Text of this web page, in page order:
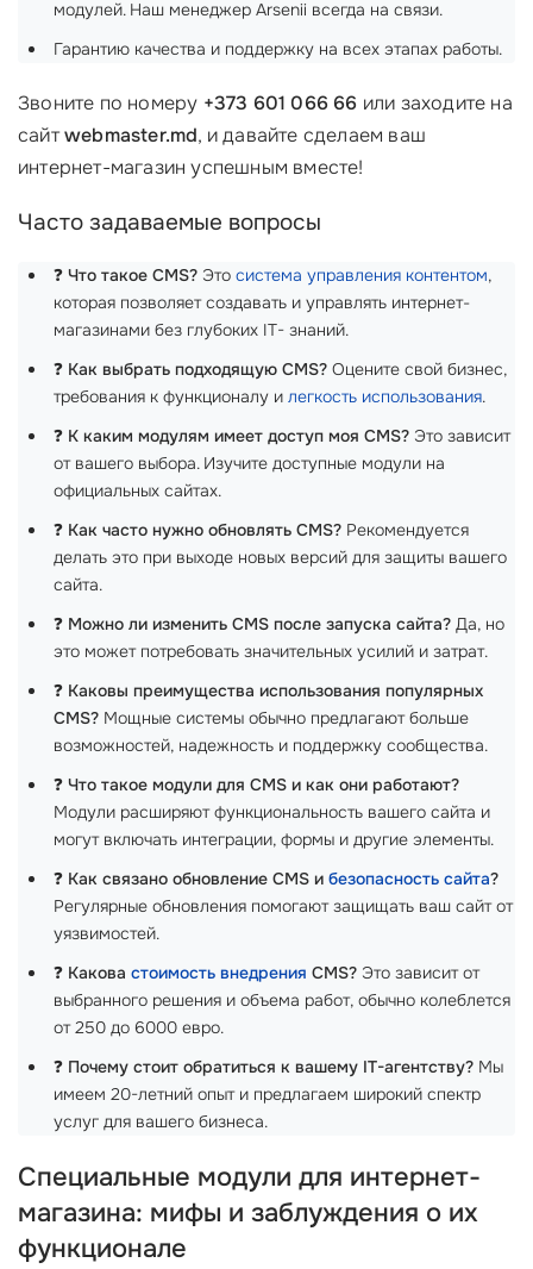
модулей. Наш менеджер Arsenii всегда на связи.
Гарантию качества и поддержку на всех этапах работы.
Звоните по номеру +373 601 066 66 или заходите на
сайтwebmaster.md, и давайте сделаем ваш
интернет-магазин успешным вместе!
Часто задаваемые вопросы
❓ Что такое CMS? Это система управления контентом,
которая позволяет создавать и управлять интернет-
магазинами без глубоких IT- знаний.
❓ Как выбрать подходящую CMS? Оцените свой бизнес,
требования к функционалу и легкость использования.
❓ К каким модулям имеет доступ моя CMS? Это зависит
от вашего выбора. Изучите доступные модули на
официальных сайтах.
❓ Как часто нужно обновлять CMS? Рекомендуется
делать это при выходе новых версий для защиты вашего
сайта.
❓ Можно ли изменить CMS после запуска сайта? Да, но
это может потребовать значительных усилий и затрат.
❓ Каковы преимущества использования популярных
CMS? Мощные системы обычно предлагают больше
возможностей, надежность и поддержку сообщества.
❓ Что такое модули для CMS и как они работают?
Модули расширяют функциональность вашего сайта и
могут включать интеграции, формы и другие элементы.
❓ Как связано обновление CMS и безопасность сайта?
Регулярные обновления помогают защищать ваш сайт от
уязвимостей.
❓ Какова стоимость внедрения CMS? Это зависит от
выбранного решения и объема работ, обычно колеблется
от 250 до 6000 евро.
❓ Почему стоит обратиться к вашему IT-агентству? Мы
имеем 20-летний опыт и предлагаем широкий спектр
услуг для вашего бизнеса.
Специальные модули для интернет-
магазина: мифы и заблуждения о их
функционале